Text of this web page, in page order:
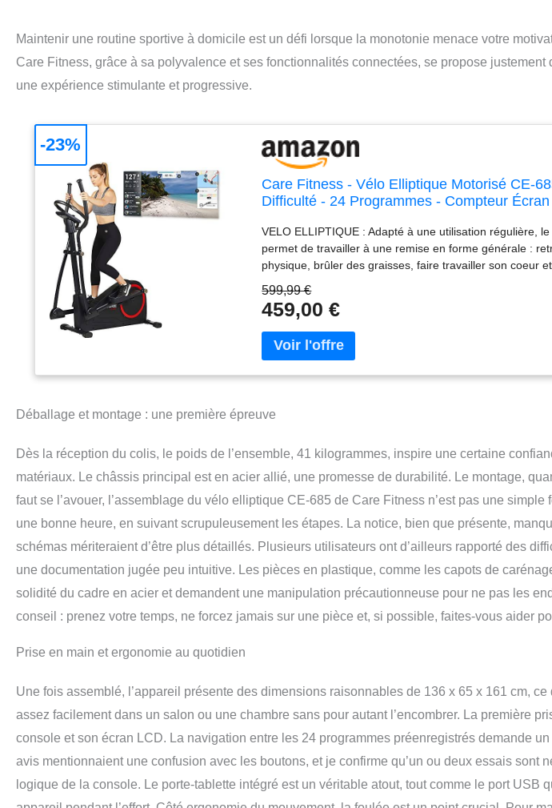
Maintenir une routine sportive à domicile est un défi lorsque la monotonie menace votre
Care Fitness, grâce à sa polyvalence et ses fonctionnalités connectées, se propose justement
une expérience stimulante et progressive.
Care Fitness - Vélo Elliptique Motorisé CE-
Difficulté - 24 Programmes - Compteur
VELO ELLIPTIQUE : Adapté à une utilisation régulière,
permet de travailler à une remise en forme générale :
physique, brûler des graisses, faire travailler son coeur
MOTORISÉ : Le système de résistance motorisé du CE-
réglables depuis la console. Système de freinage
ET APPLICATION KINOMAP : Le compteur LCD rétro-
programmes de coaching : 12 présélectionnés, 1
distance, vitesse, calories, RPM, watts, prise des
coaching personnalisé, est disponible. CONFORT
l’appareil. Le vélo est équipé d'un porte tablette ou
CARACTÉRISTIQUES : Poids max de l’utilisateur : 130
d’inertie : 18 kg - Poids : 42 kg - Dimensions : 135 x 65
Classe HC - Garantie 5 ans sur châssis et 2 ans sur les
599,99 €
459,00 €
-23%
Déballage et montage : une première épreuve
Dès la réception du colis, le poids de l’ensemble, 41 kilogrammes, inspire une certaine
matériaux. Le châssis principal est en acier allié, une promesse de durabilité. Le montage,
faut se l’avouer, l’assemblage du vélo elliptique CE-685 de Care Fitness n’est pas une simple
une bonne heure, en suivant scrupuleusement les étapes. La notice, bien que présente,
schémas mériteraient d’être plus détaillés. Plusieurs utilisateurs ont d’ailleurs rapporté des
une documentation jugée peu intuitive. Les pièces en plastique, comme les capots de
solidité du cadre en acier et demandent une manipulation précautionneuse pour ne pas les
conseil : prenez votre temps, ne forcez jamais sur une pièce et, si possible, faites-vous aider
Prise en main et ergonomie au quotidien
Une fois assemblé, l’appareil présente des dimensions raisonnables de 136 x 65 x 161 cm,
assez facilement dans un salon ou une chambre sans pour autant l’encombrer. La première
console et son écran LCD. La navigation entre les 24 programmes préenregistrés demande
avis mentionnaient une confusion avec les boutons, et je confirme qu’un ou deux essais sont
logique de la console. Le porte-tablette intégré est un véritable atout, tout comme le port USB